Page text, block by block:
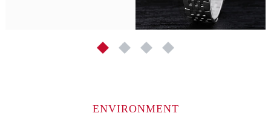
山西省晋城市城区黄华街天梭售后服务中心（需提前预约）
1 2 3 4
ENVIRONMENT